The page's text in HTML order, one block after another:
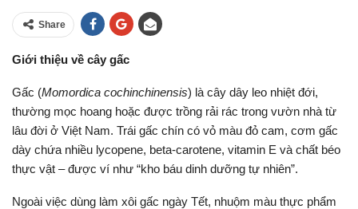
Share
Giới thiệu về cây gấc
Gấc (Momordica cochinchinensis) là cây dây leo nhiệt đới,
thường mọc hoang hoặc được trồng rải rác trong vườn nhà từ
lâu đời ở Việt Nam. Trái gấc chín có vỏ màu đỏ cam, cơm gấc
dày chứa nhiều lycopene, beta-carotene, vitamin E và chất béo
thực vật – được ví như “kho báu dinh dưỡng tự nhiên”.
Ngoài việc dùng làm xôi gấc ngày Tết, nhuộm màu thực phẩm